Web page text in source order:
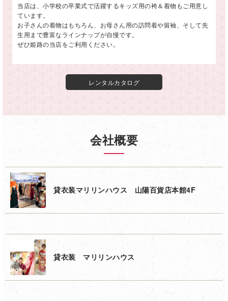
当店は、小学校の卒業式で活躍するキッズ用の袴＆着物もご用意し
ています。
お子さんの着物はもちろん、お母さん用の訪問着や留袖、そして先
生用まで豊富なラインナップが自慢です。
ぜひ姫路の当店をご利用ください。
レンタルカタログ
会社概要
貸衣装マリリンハウス 山陽百貨店本館4F
貸衣装 マリリンハウス